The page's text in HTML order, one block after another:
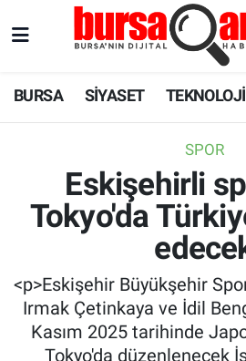
BURSA SİYASET TEKNOLOJİ
SPOR
Eskişehirli
Tokyo'da
<p>Eskişehir Büyükşehir
Irmak Çetinkaya ve İdil
Kasım 2025 tarihinde
Tokyo'da düzenlenecek
SPOR
SAĞLIK
ASTROLOJİ
Süper Lig Puan Durumu ve
Tüm Manşetler
Son Dakika Haberleri
Haber Arşivi